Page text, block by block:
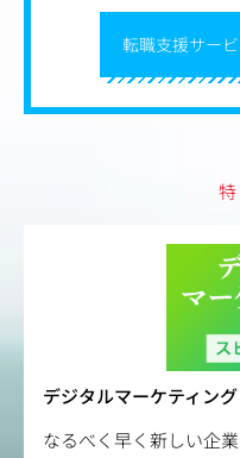
転職支援サー
デジタルマーケティン
なるべく早く新しい企